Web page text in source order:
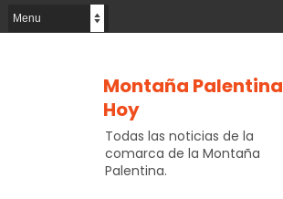
Montaña Palentina
Hoy
Todas las noticias de la
comarca de la Montaña
Palentina.